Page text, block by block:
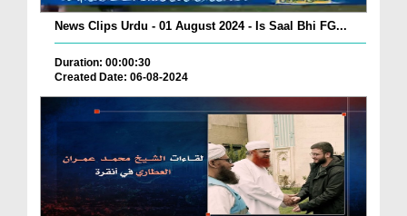
News Clips Urdu - 01 August 2024 - Is Saal Bhi FG...
Duration: 00:00:30
Created Date: 06-08-2024